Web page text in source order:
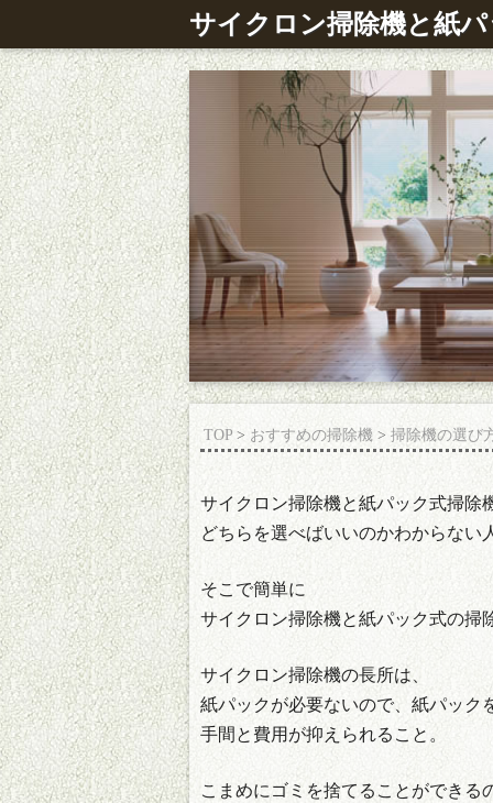
サイクロン掃除機と紙
TOP > おすすめの掃除機 > 掃除機の選び
サイクロン掃除機と紙パック式掃除
どちらを選べばいいのかわからない
そこで簡単に
サイクロン掃除機と紙パック式の掃
サイクロン掃除機の長所は、
紙パックが必要ないので、紙パック
手間と費用が抑えられること。
こまめにゴミを捨てることができる